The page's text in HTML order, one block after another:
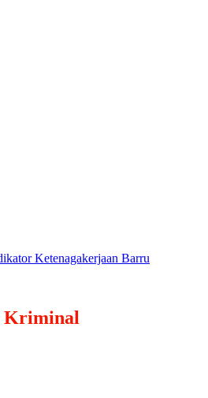
Ketenagakerjaan Barru
Kriminal